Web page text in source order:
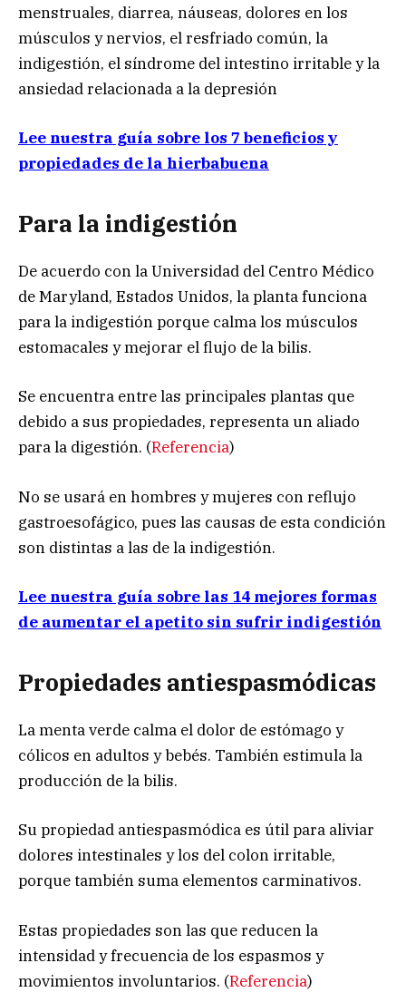
menstruales, diarrea, náuseas, dolores en los
músculos y nervios, el resfriado común, la
indigestión, el síndrome del intestino irritable y la
ansiedad relacionada a la depresión
Lee nuestra guía sobre los 7 beneficios y
propiedades de la hierbabuena
Para la indigestión
De acuerdo con la Universidad del Centro Médico
de Maryland, Estados Unidos, la planta funciona
para la indigestión porque calma los músculos
estomacales y mejorar el flujo de la bilis.
Se encuentra entre las principales plantas que
debido a sus propiedades, representa un aliado
para la digestión. (Referencia)
No se usará en hombres y mujeres con reflujo
gastroesofágico, pues las causas de esta condición
son distintas a las de la indigestión.
Lee nuestra guía sobre las 14 mejores formas
de aumentar el apetito sin sufrir indigestión
Propiedades antiespasmódicas
La menta verde calma el dolor de estómago y
cólicos en adultos y bebés. También estimula la
producción de la bilis.
Su propiedad antiespasmódica es útil para aliviar
dolores intestinales y los del colon irritable,
porque también suma elementos carminativos.
Estas propiedades son las que reducen la
intensidad y frecuencia de los espasmos y
movimientos involuntarios. (Referencia)